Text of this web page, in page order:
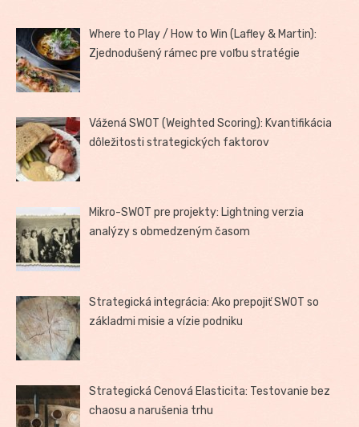
Where to Play / How to Win (Lafley & Martin):
Zjednodušený rámec pre voľbu stratégie
Vážená SWOT (Weighted Scoring): Kvantifikácia
dôležitosti strategických faktorov
Mikro-SWOT pre projekty: Lightning verzia
analýzy s obmedzeným časom
Strategická integrácia: Ako prepojiť SWOT so
základmi misie a vízie podniku
Strategická Cenová Elasticita: Testovanie bez
chaosu a narušenia trhu